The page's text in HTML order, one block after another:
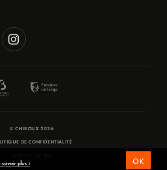
© CHIROUX 2026
DE CONFIDENTIALITÉ
savoir plus › OK